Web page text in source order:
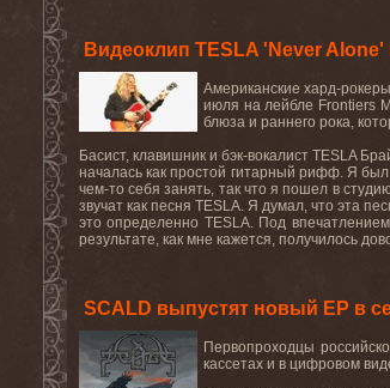
Видеоклип TESLA 'Never Alone'
Американские хард-
июля на лейбле Frontiers
блюза и раннего рока,
Басист, клавишник и бэк-вокалист TESLA
началась как простой гитарный рифф. Я
чем-то себя занять, так что я пошел в
звучат как песня TESLA. Я думал, что эта
это определенно TESLA. Под
результате, как мне кажется, получилось
SCALD выпустят новый EP в
Первопроходцы
кассетах и в цифровом